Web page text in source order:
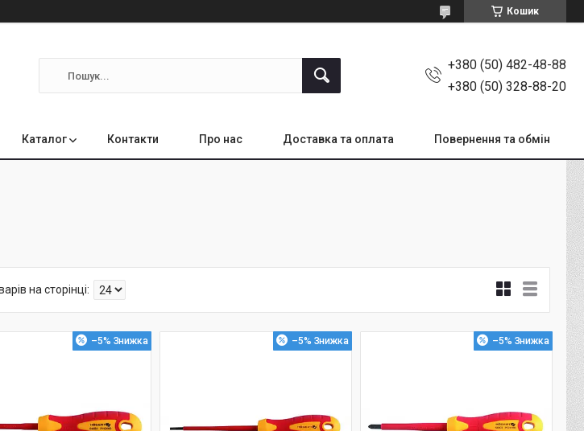
Кошик
+380 (50) 482-48-88
+380 (50) 328-88-20
Каталог Контакти Про нас Доставка та оплата Повернення та обмін
–5% –5% –5%